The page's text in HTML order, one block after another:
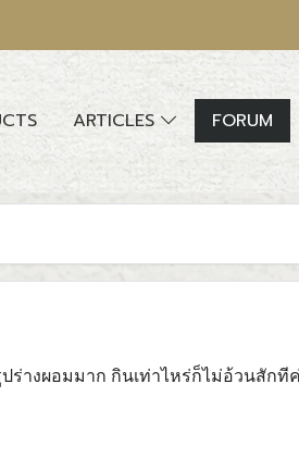
ARTICLES FORUM
างผอมมาก กินเท่าไหร่ก็ไม่อ้วนสักทีค่